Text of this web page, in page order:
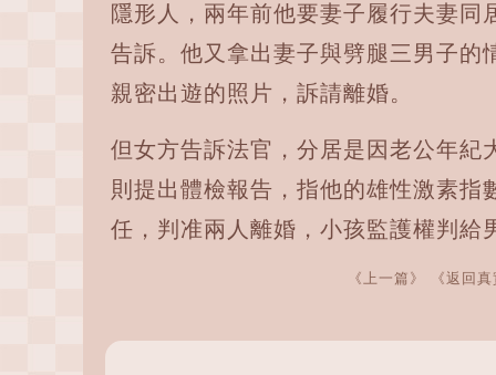
隱形人，兩年前他要妻子履行夫妻
告訴。他又拿出妻子與劈腿三男子的
親密出遊的照片，訴請離婚。
但女方告訴法官，分居是因老公年紀
則提出體檢報告，指他的雄性激素
任，判准兩人離婚，小孩監護權判給
《上一篇》 《返回